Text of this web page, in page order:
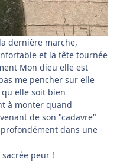
dernière marche,
et la tête tournée
Mon dieu elle est
me pencher sur elle
elle soit bien
à monter quand
de son "cadavre"
dans une
peur !